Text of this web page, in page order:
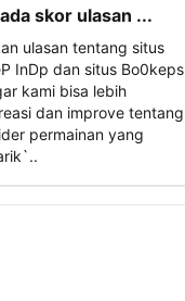
skor ulasan ...
ulasan tentang situs
InDp dan situs Bo0keps
kami bisa lebih
dan improve tentang
permainan yang